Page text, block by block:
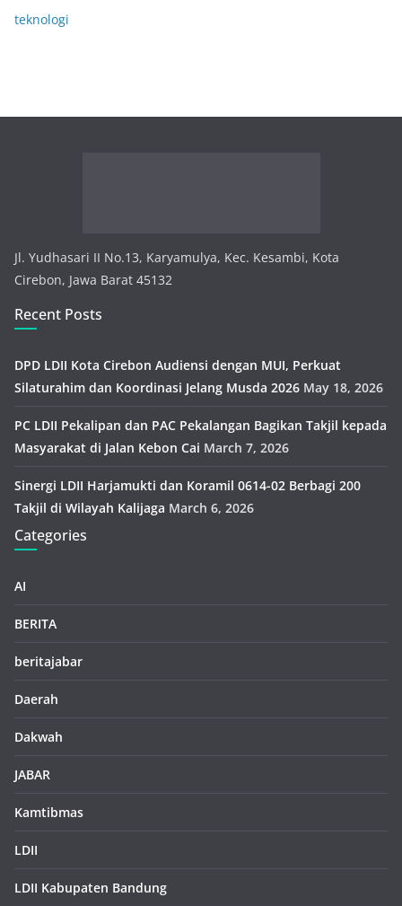
teknologi
Jl. Yudhasari II No.13, Karyamulya, Kec. Kesambi, Kota
Cirebon, Jawa Barat 45132
Recent Posts
DPD LDII Kota Cirebon Audiensi dengan MUI, Perkuat
Silaturahim dan Koordinasi Jelang Musda 2026 May 18, 2026
PC LDII Pekalipan dan PAC Pekalangan Bagikan Takjil kepada
Masyarakat di Jalan Kebon Cai March 7, 2026
Sinergi LDII Harjamukti dan Koramil 0614-02 Berbagi 200
Takjil di Wilayah Kalijaga March 6, 2026
Categories
AI
BERITA
beritajabar
Daerah
Dakwah
JABAR
Kamtibmas
LDII
LDII Kabupaten Bandung